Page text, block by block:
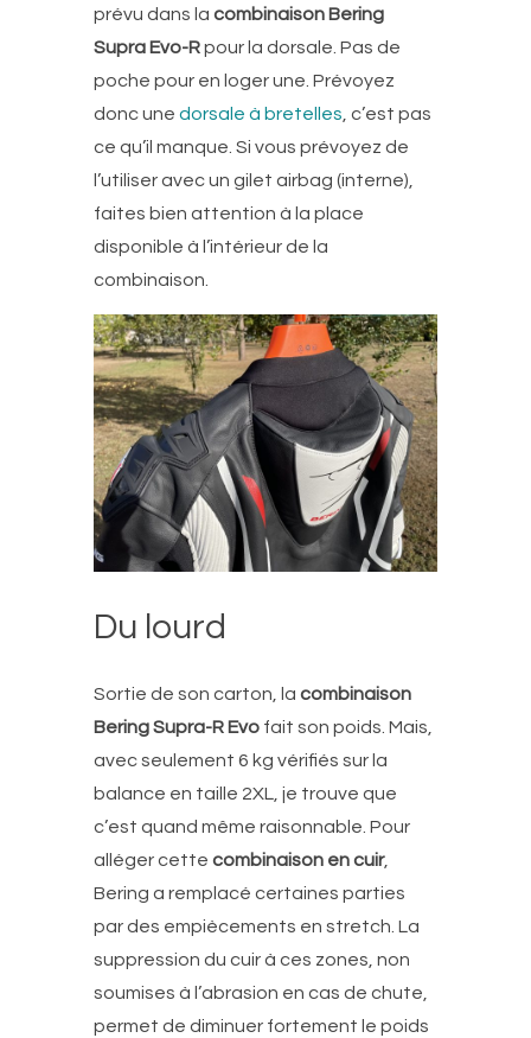
prévu dans la combinaison Bering
Supra Evo-Rpour la dorsale. Pas de
poche pour en loger une. Prévoyez
donc une dorsale à bretelles , c’est pas
ce qu’il manque. Si vous prévoyez de
l’utiliser avec un gilet airbag (interne),
faites bien attention à la place
disponible à l’intérieur de la
combinaison.
Du lourd
Sortie de son carton, la combinaison
Bering Supra-R Evo fait son poids. Mais,
avec seulement 6 kg vérifiés sur la
balance en taille 2XL, je trouve que
c’est quand même raisonnable. Pour
alléger cette combinaison en cuir,
Bering a remplacé certaines parties
par des empiècements en stretch. La
suppression du cuir à ces zones, non
soumises à l’abrasion en cas de chute,
permet de diminuer fortement le poids